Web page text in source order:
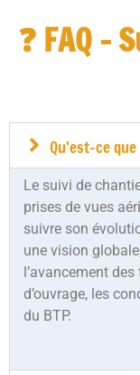
❓ FAQ -
Qu’est-ce
Le suivi de
prises de vues
suivre son
une vision
l’avancement
d’ouvrage, les
du BTP.